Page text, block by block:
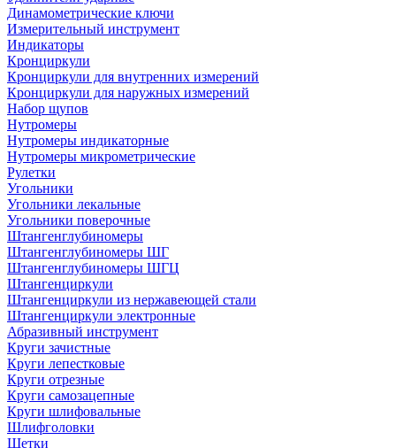
Динамометрические ключи
Измерительный инструмент
Индикаторы
Кронциркули
Кронциркули для внутренних измерений
Кронциркули для наружных измерений
Набор щупов
Нутромеры
Нутромеры индикаторные
Нутромеры микрометрические
Рулетки
Угольники
Угольники лекальные
Угольники поверочные
Штангенглубиномеры
Штангенглубиномеры ШГ
Штангенглубиномеры ШГЦ
Штангенциркули
Штангенциркули из нержавеющей стали
Штангенциркули электронные
Абразивный инструмент
Круги зачистные
Круги лепестковые
Круги отрезные
Круги самозацепные
Круги шлифовальные
Шлифголовки
Щетки